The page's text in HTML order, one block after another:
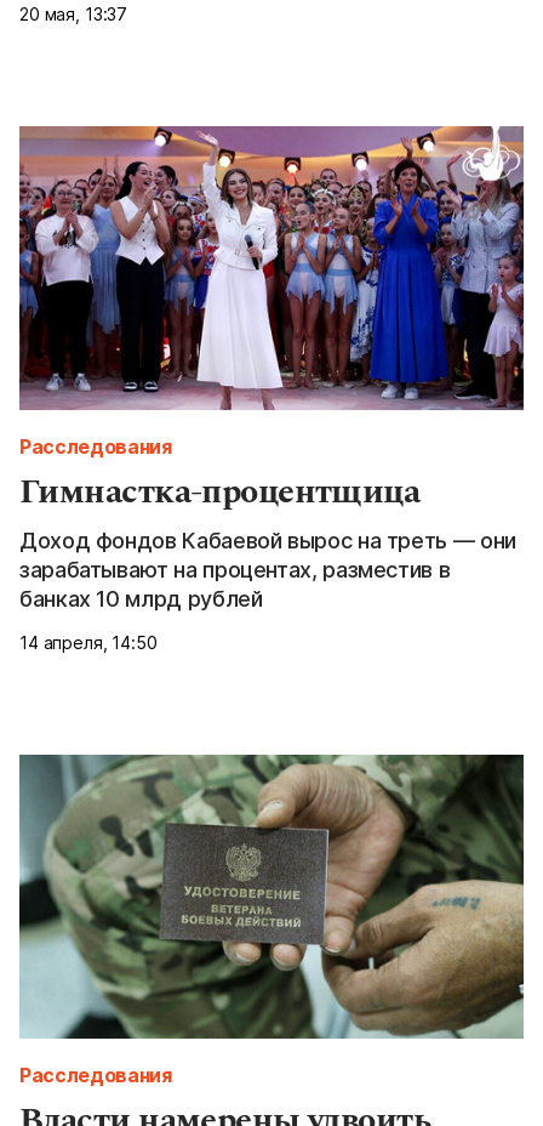
20 мая, 13:37
Расследования
Гимнастка-процентщица
Доход фондов Кабаевой вырос на треть — они
зарабатывают на процентах, разместив в
банках 10 млрд рублей
14 апреля, 14:50
Расследования